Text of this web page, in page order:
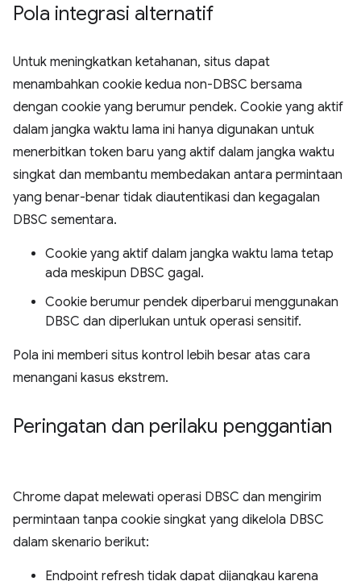
Pola integrasi alternatif
Untuk meningkatkan ketahanan, situs dapat
menambahkan cookie kedua non-DBSC bersama
dengan cookie yang berumur pendek. Cookie yang aktif
dalam jangka waktu lama ini hanya digunakan untuk
menerbitkan token baru yang aktif dalam jangka waktu
singkat dan membantu membedakan antara permintaan
yang benar-benar tidak diautentikasi dan kegagalan
DBSC sementara.
Cookie yang aktif dalam jangka waktu lama tetap
ada meskipun DBSC gagal.
Cookie berumur pendek diperbarui menggunakan
DBSC dan diperlukan untuk operasi sensitif.
Pola ini memberi situs kontrol lebih besar atas cara
menangani kasus ekstrem.
Peringatan dan perilaku penggantian
Chrome dapat melewati operasi DBSC dan mengirim
permintaan tanpa cookie singkat yang dikelola DBSC
dalam skenario berikut:
Endpoint refresh tidak dapat dijangkau karena